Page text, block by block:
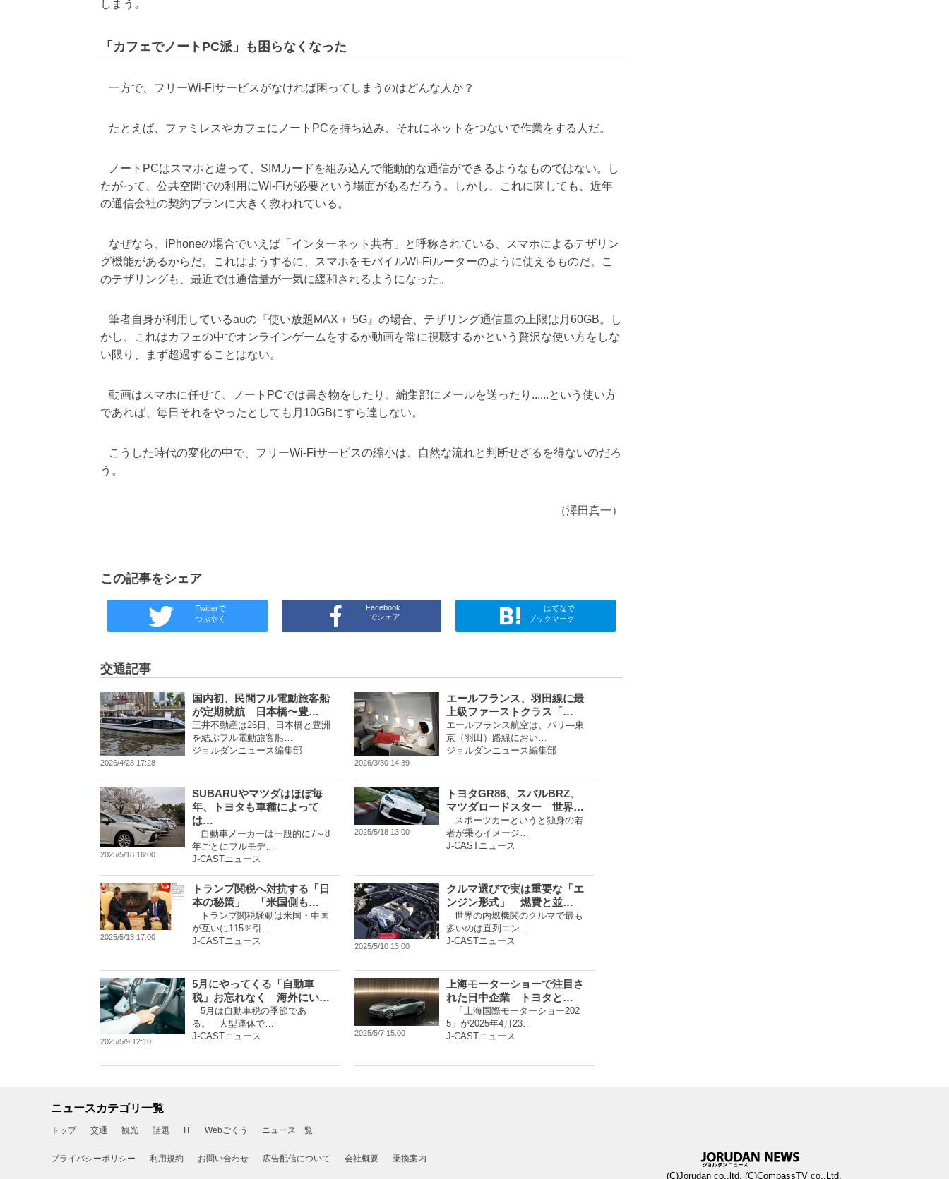
しまう。
「カフェでノートPC派」も困らなくなった
一方で、フリーWi-Fiサービスがなければ困ってしまうのはどんな人か？
たとえば、ファミレスやカフェにノートPCを持ち込み、それにネットをつないで作業をする人だ。
ノートPCはスマホと違って、SIMカードを組み込んで能動的な通信ができるようなものではない。し
たがって、公共空間での利用にWi-Fiが必要という場面があるだろう。しかし、これに関しても、近年
の通信会社の契約プランに大きく救われている。
なぜなら、iPhoneの場合でいえば「インターネット共有」と呼称されている、スマホによるテザリン
グ機能があるからだ。これはようするに、スマホをモバイルWi-Fiルーターのように使えるものだ。こ
のテザリングも、最近では通信量が一気に緩和されるようになった。
筆者自身が利用しているauの『使い放題MAX＋ 5G』の場合、テザリング通信量の上限は月60GB。し
かし、これはカフェの中でオンラインゲームをするか動画を常に視聴するかという贅沢な使い方をしな
い限り、まず超過することはない。
動画はスマホに任せて、ノートPCでは書き物をしたり、編集部にメールを送ったり......という使い方
であれば、毎日それをやったとしても月10GBにすら達しない。
こうした時代の変化の中で、フリーWi-Fiサービスの縮小は、自然な流れと判断せざるを得ないのだろ
う。
（澤田真一）
この記事をシェア
Twitterで
つぶやく
Facebook
でシェア
はてなで
ブックマーク
交通記事
2026/4/28 17:28
国内初、民間フル電動旅客船
が定期就航 日本橋〜豊…
三井不動産は26日、日本橋と豊洲
を結ぶフル電動旅客船…
ジョルダンニュース編集部
2026/3/30 14:39
エールフランス、羽田線に最
上級ファーストクラス「…
エールフランス航空は、パリ―東
京（羽田）路線におい…
ジョルダンニュース編集部
2025/5/18 16:00
SUBARUやマツダはほぼ毎
年、トヨタも車種によって
は…
自動車メーカーは一般的に7～8
年ごとにフルモデ…
J-CASTニュース
2025/5/18 13:00
トヨタGR86、スバルBRZ、
マツダロードスター 世界…
スポーツカーというと独身の若
者が乗るイメージ…
J-CASTニュース
2025/5/13 17:00
トランプ関税へ対抗する「日
本の秘策」 「米国側も…
トランプ関税騒動は米国・中国
が互いに115％引…
J-CASTニュース
2025/5/10 13:00
クルマ選びで実は重要な「エ
ンジン形式」 燃費と並…
世界の内燃機関のクルマで最も
多いのは直列エン…
J-CASTニュース
2025/5/9 12:10
5月にやってくる「自動車
税」お忘れなく 海外にい…
5月は自動車税の季節であ
る。 大型連休で…
J-CASTニュース
2025/5/7 15:00
上海モーターショーで注目さ
れた日中企業 トヨタと…
「上海国際モーターショー202
5」が2025年4月23…
J-CASTニュース
ニュースカテゴリ一覧
トップ 交通 観光 話題 IT Webごくう ニュース一覧
プライバシーポリシー 利用規約 お問い合わせ 広告配信について 会社概要 乗換案内
(C)Jorudan co.,ltd. (C)CompassTV co.,Ltd.